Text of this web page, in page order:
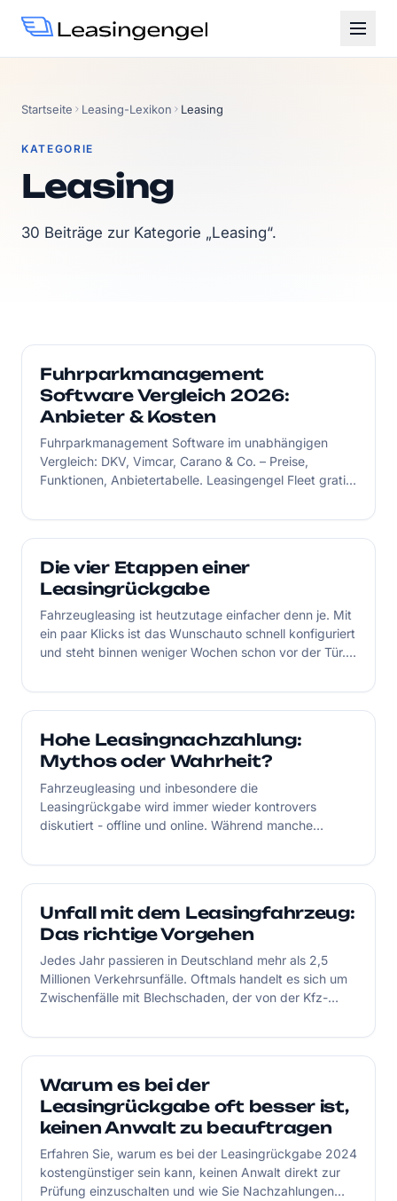
Startseite Leasing-Lexikon Leasing
KATEGORIE
Leasing
30 Beiträge zur Kategorie „Leasing“.
Fuhrparkmanagement
Software Vergleich 2026:
Anbieter & Kosten
Fuhrparkmanagement Software im unabhängigen
Vergleich: DKV, Vimcar, Carano & Co. – Preise,
Funktionen, Anbietertabelle. Leasingengel Fleet gratis
Die vier Etappen einer
Leasingrückgabe
Fahrzeugleasing ist heutzutage einfacher denn je. Mit
ein paar Klicks ist das Wunschauto schnell konfiguriert
und steht binnen weniger Wochen schon vor der Tür.
Nachhinein oft als langer, steiniger Weg mit
Hindernissen. Wie läuft eine Leasingrückgabe ab und
Leasingrückgabe.
Hohe Leasingnachzahlung:
Mythos oder Wahrheit?
Fahrzeugleasing und inbesondere die
Leasingrückgabe wird immer wieder kontrovers
diskutiert - offline und online. Während manche
auslassen, finden andere die Kosten bei der
Leasingrückgabe fair und transparent. Was stimmt
Unfall mit dem Leasingfahrzeug:
Das richtige Vorgehen
Jedes Jahr passieren in Deutschland mehr als 2,5
Millionen Verkehrsunfälle. Oftmals handelt es sich um
Zwischenfälle mit Blechschaden, der von der Kfz-
wie läuft die Schadensregulierung beim Unfall mit
einem Leasingfahrzeug ab? In diesem Fall handelt es
drei Parteien betroffen.
Warum es bei der
Leasingrückgabe oft besser ist,
keinen Anwalt zu beauftragen
Erfahren Sie, warum es bei der Leasingrückgabe 2024
kostengünstiger sein kann, keinen Anwalt direkt zur
Prüfung einzuschalten und wie Sie Nachzahlungen